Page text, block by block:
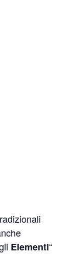
Elementi“